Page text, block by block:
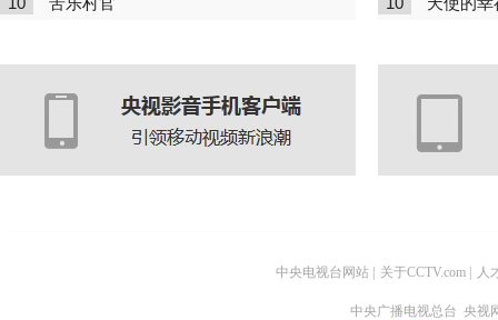
中央电视台网站 关于CCTV.com 人
中央广播电视总台 央视